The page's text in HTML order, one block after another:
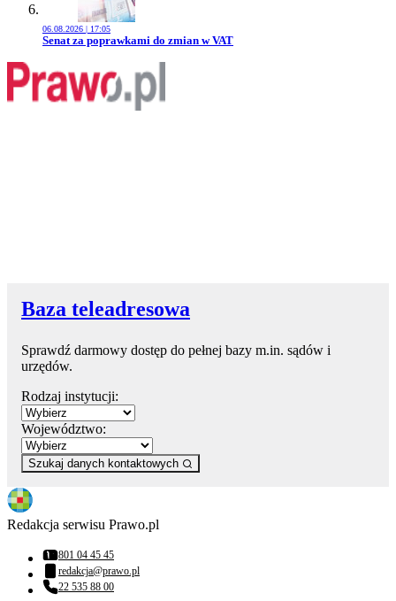
06.08.2026 | 17:05
Przejdź do artykułu:
Senat za poprawkami do zmian w VAT
Baza teleadresowa
Sprawdź darmowy dostęp do pełnej bazy m.in. sądów i
urzędów.
Rodzaj instytucji:
Województwo:
Szukaj danych kontaktowych
Redakcja serwisu Prawo.pl
Numer telefonu:
801 04 45 45
Adres email:
redakcja@prawo.pl
Numer telefonu:
22 535 88 00